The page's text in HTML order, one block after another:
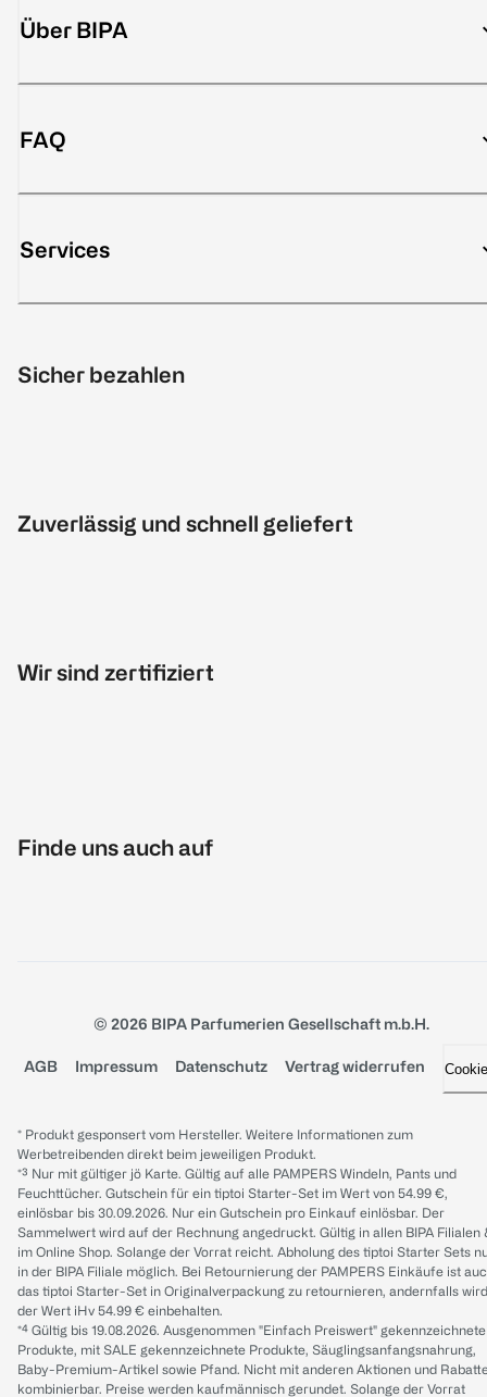
Über BIPA
FAQ
Services
Sicher bezahlen
Zuverlässig und schnell geliefert
Wir sind zertifiziert
Finde uns auch auf
© 2026 BIPA Parfumerien Gesellschaft m.b.H.
AGB Impressum Datenschutz Vertrag widerrufen
* Produkt gesponsert vom Hersteller. Weitere Informationen zum
Werbetreibenden direkt beim jeweiligen Produkt.
*³ Nur mit gültiger jö Karte. Gültig auf alle PAMPERS Windeln, Pants und
Feuchttücher. Gutschein für ein tiptoi Starter-Set im Wert von 54.99 €,
einlösbar bis 30.09.2026. Nur ein Gutschein pro Einkauf einlösbar. Der
Sammelwert wird auf der Rechnung angedruckt. Gültig in allen BIPA Filialen
im Online Shop. Solange der Vorrat reicht. Abholung des tiptoi Starter Sets
in der BIPA Filiale möglich. Bei Retournierung der PAMPERS Einkäufe ist
das tiptoi Starter-Set in Originalverpackung zu retournieren, andernfalls wird
der Wert iHv 54.99 € einbehalten.
*⁴ Gültig bis 19.08.2026. Ausgenommen "Einfach Preiswert" gekennzeichnete
Produkte, mit SALE gekennzeichnete Produkte, Säuglingsanfangsnahrung,
Baby-Premium-Artikel sowie Pfand. Nicht mit anderen Aktionen und
kombinierbar. Preise werden kaufmännisch gerundet. Solange der Vorrat